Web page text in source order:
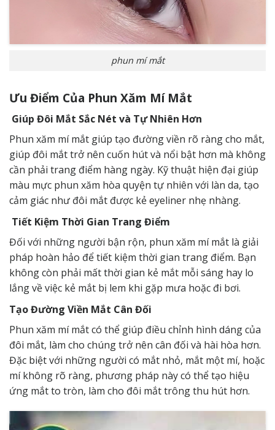
phun mí mắt
Ưu Điểm Của Phun Xăm Mí Mắt
Giúp Đôi Mắt Sắc Nét và Tự Nhiên Hơn
Phun xăm mí mắt giúp tạo đường viền rõ ràng cho mắt,
giúp đôi mắt trở nên cuốn hút và nổi bật hơn mà không
cần phải trang điểm hàng ngày. Kỹ thuật hiện đại giúp
màu mực phun xăm hòa quyện tự nhiên với làn da, tạo
cảm giác như đôi mắt được kẻeyeliner nhẹ nhàng.
Tiết Kiệm Thời Gian Trang Điểm
Đối với những người bận rộn, phun xăm mí mắt là giải
pháp hoàn hảo để tiết kiệm thời gian trang điểm. Bạn
không còn phải mất thời gian kẻ mắt mỗi sáng hay lo
lắng về việc kẻ mắt bị lem khi gặp mưa hoặc đi bơi.
Tạo Đường Viền Mắt Cân Đối
Phun xăm mí mắt có thể giúp điều chỉnh hình dáng của
đôi mắt, làm cho chúng trở nên cân đối và hài hòa hơn.
Đặc biệt với những người có mắt nhỏ, mắt một mí, hoặc
mí không rõ ràng, phương pháp này có thể tạo hiệu
ứng mắt to tròn, làm cho đôi mắt trông thu hút hơn.